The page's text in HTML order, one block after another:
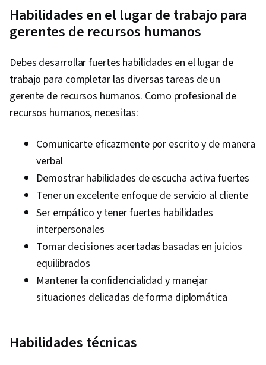
Habilidades en el lugar de trabajo para
gerentes de recursos humanos
Debes desarrollar fuertes habilidades en el lugar de
trabajo para completar las diversas tareas de un
gerente de recursos humanos. Como profesional de
recursos humanos, necesitas:
Comunicarte eficazmente por escrito y de manera
verbal
Demostrar habilidades de escucha activa fuertes
Tener un excelente enfoque de servicio al cliente
Ser empático y tener fuertes habilidades
interpersonales
Tomar decisiones acertadas basadas en juicios
equilibrados
Mantener la confidencialidad y manejar
situaciones delicadas de forma diplomática
Habilidades técnicas